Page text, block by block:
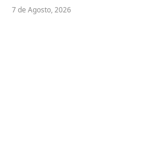
7 de Agosto, 2026